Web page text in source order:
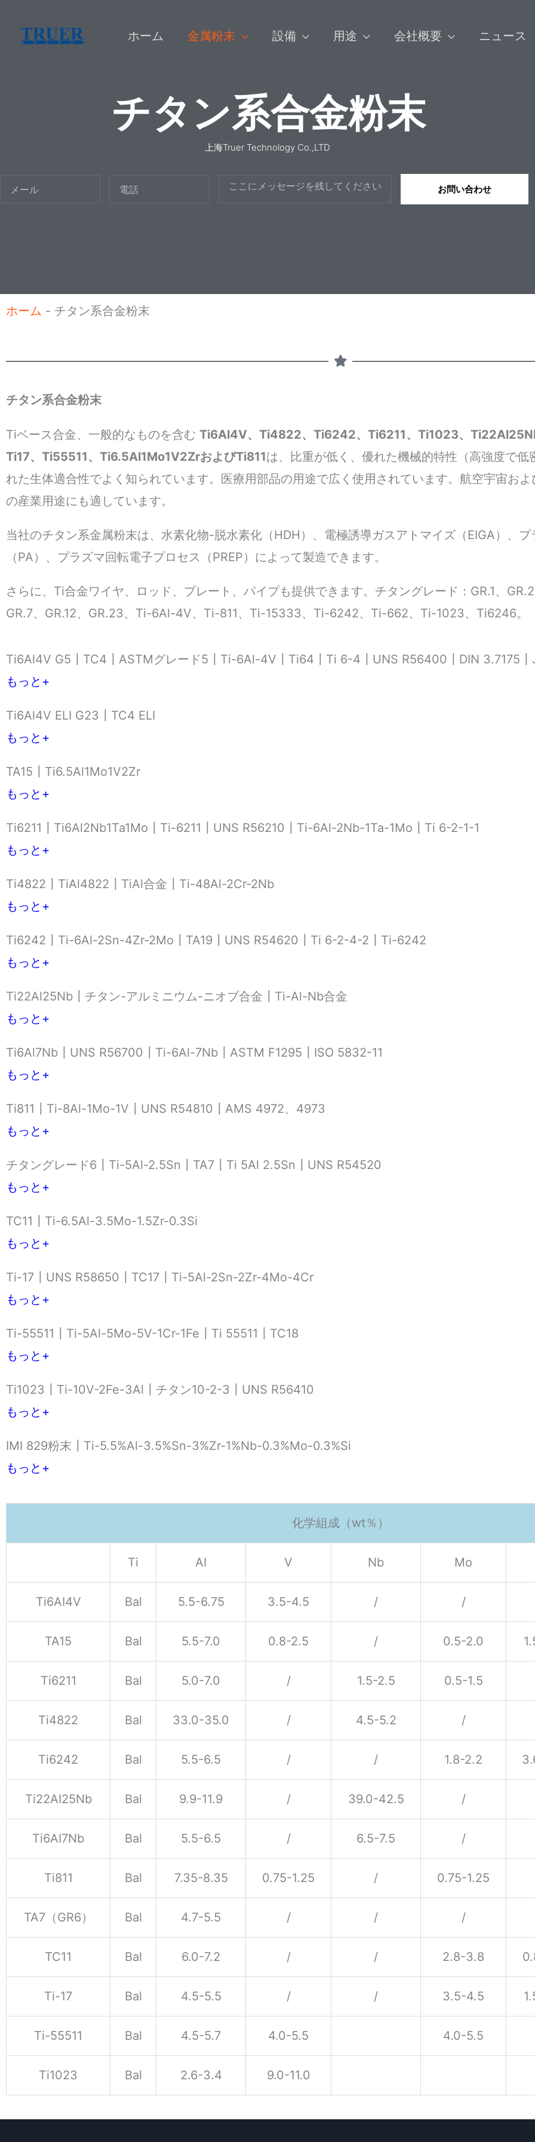
ホーム 金属粉末 設備 用途 会社概要 ニュース
チタン系合金粉末
上海Truer Technology Co.,LTD
電
お問い合わせ
ホーム - チタン系合金粉末
チタン系合金粉末
Tiベース合金、一般的なものを含む Ti6Al4V、Ti4822、Ti6242、Ti6211、Ti1023、
Ti17、Ti55511、 Ti6.5Al1Mo1V2ZrおよびTi811は、比重が低く、優れた機械的特性（高強度で低
れた生体適合性でよく知られています。医療用部品の用途で広く使用されています。航空宇宙お
の産業用途にも適しています。
当社のチタン系金属粉末は、水素化物-脱水素化（HDH）、電極誘導ガスアトマイズ（EIGA）、
（PA）、プラズマ回転電子プロセス（PREP）によって製造できます。
さらに、Ti合金ワイヤ、ロッド、プレート、パイプも提供できます。チタングレード：GR.1、GR.2
GR.7、GR.12、GR.23、Ti-6Al-4V、Ti-811、Ti-15333、Ti-6242、Ti-662、Ti-1023、Ti6246。
Ti6Al4V G5┃TC4┃ASTMグレード5┃Ti-6Al-4V┃Ti64┃Ti 6-4┃UNS R56400┃DIN
もっと+
Ti6Al4V ELI G23┃TC4 ELI
もっと+
TA15┃Ti6.5Al1Mo1V2Zr
もっと+
Ti6211┃Ti6Al2Nb1Ta1Mo┃Ti-6211┃UNS R56210┃Ti-6Al-2Nb-1Ta-1Mo┃Ti 6-2-1-1
もっと+
Ti4822┃TiAl4822┃TiAl合金┃Ti-48Al-2Cr-2Nb
もっと+
Ti6242┃Ti-6Al-2Sn-4Zr-2Mo┃TA19┃UNS R54620┃Ti 6-2-4-2┃Ti-6242
もっと+
Ti22Al25Nb┃チタン-アルミニウム-ニオブ合金┃Ti-Al-Nb合金
もっと+
Ti6Al7Nb┃UNS R56700┃Ti-6Al-7Nb┃ASTM F1295┃ISO 5832-11
もっと+
Ti811┃Ti-8Al-1Mo-1V┃UNS R54810┃AMS 4972、4973
もっと+
チタングレード6┃Ti-5Al-2.5Sn┃TA7┃Ti 5Al 2.5Sn┃UNS R54520
もっと+
TC11┃Ti-6.5Al-3.5Mo-1.5Zr-0.3Si
もっと+
Ti-17┃UNS R58650┃TC17┃Ti-5Al-2Sn-2Zr-4Mo-4Cr
もっと+
Ti-55511┃Ti-5Al-5Mo-5V-1Cr-1Fe┃Ti 55511┃TC18
もっと+
Ti1023┃Ti-10V-2Fe-3Al┃チタン10-2-3┃UNS R56410
もっと+
IMI 829粉末┃Ti-5.5%Al-3.5%Sn-3%Zr-1%Nb-0.3%Mo-0.3%Si
もっと+
化学組成（wt％）
Ti AI V Nb Mo
Ti6AI4V Bal 5.5-6.75 3.5-4.5 / /
TA15 Bal 5.5-7.0 0.8-2.5 / 0.5-2.0
Ti6211 Bal 5.0-7.0 / 1.5-2.5 0.5-1.5
Ti4822 Bal 33.0-35.0 / 4.5-5.2 /
Ti6242 Bal 5.5-6.5 / / 1.8-2.2
Ti22AI25Nb Bal 9.9-11.9 / 39.0-42.5 /
Ti6AI7Nb Bal 5.5-6.5 / 6.5-7.5 /
Ti811 Bal 7.35-8.35 0.75-1.25 / 0.75-1.25
TA7（GR6） Bal 4.7-5.5 / / /
TC11 Bal 6.0-7.2 / / 2.8-3.8
Ti-17 Bal 4.5-5.5 / / 3.5-4.5
Ti-55511 Bal 4.5-5.7 4.0-5.5 4.0-5.5
Ti1023 Bal 2.6-3.4 9.0-11.0